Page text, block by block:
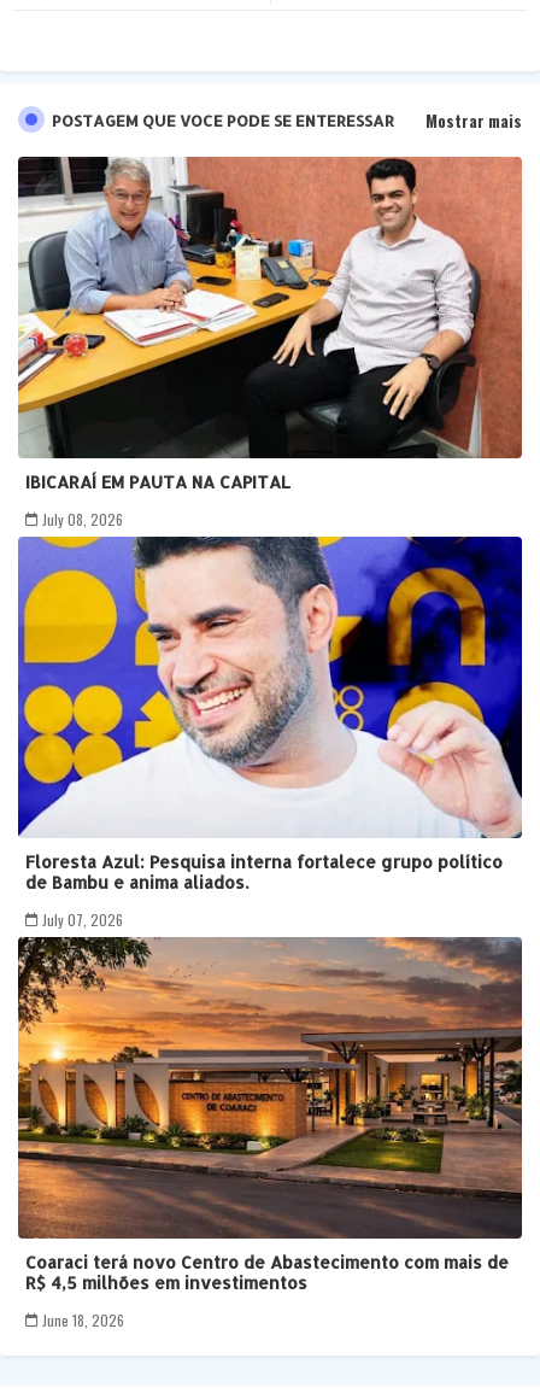
POSTAGEM QUE VOCE PODE SE ENTERESSAR Mostrar mais
IBICARAÍ EM PAUTA NA CAPITAL
July 08, 2026
Floresta Azul: Pesquisa interna fortalece grupo político
de Bambu e anima aliados.
July 07, 2026
Coaraci terá novo Centro de Abastecimento com mais de
R$ 4,5 milhões em investimentos
June 18, 2026